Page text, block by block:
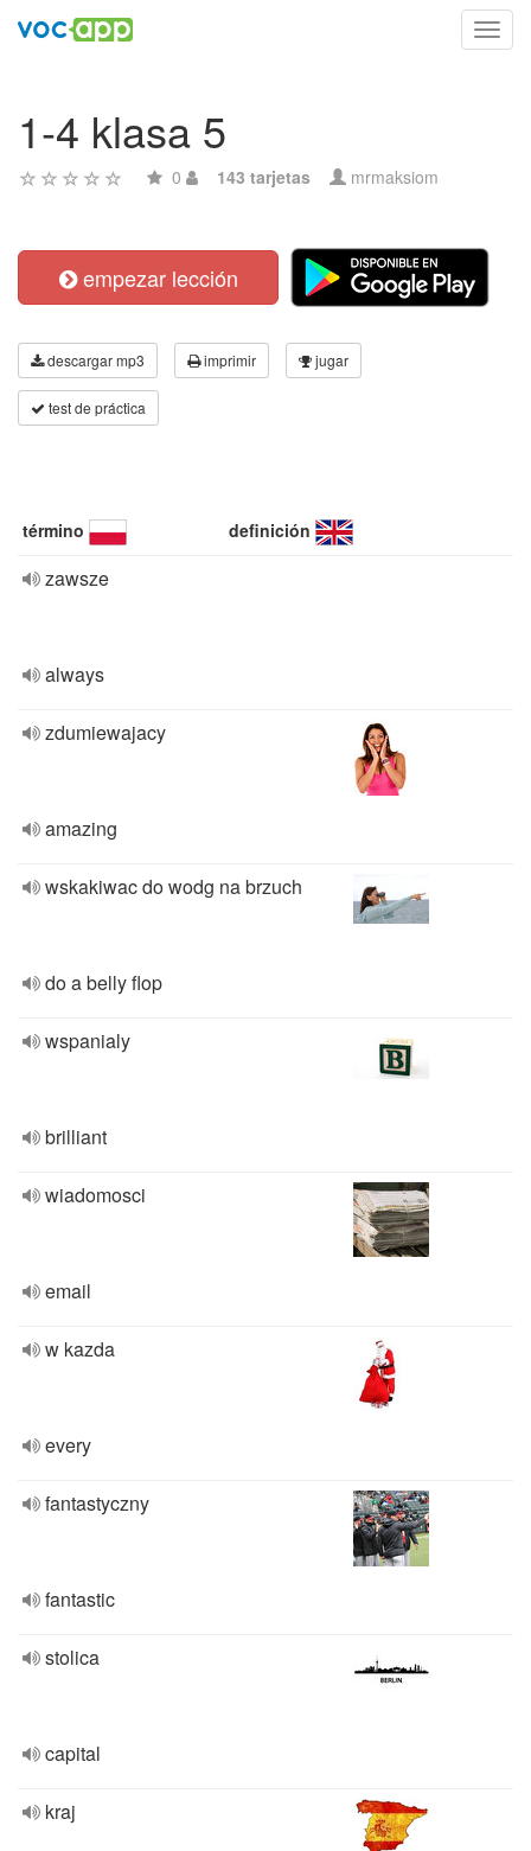
1-4 klasa 5
0 143 tarjetas mrmaksiom
empezar lección
descargar mp3 imprimir jugar
test de práctica
término definición
zawsze
always
zdumiewajacy
amazing
wskakiwac do wodg na brzuch
do a belly flop
wspanialy
brilliant
wiadomosci
email
w kazda
every
fantastyczny
fantastic
stolica
capital
kraj